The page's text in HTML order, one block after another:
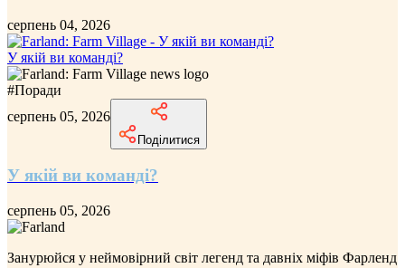
серпень 04, 2026
У якій ви команді?
#Поради
серпень 05, 2026
Поділитися
У якій ви команді?
серпень 05, 2026
Занурюйся у неймовірний світ легенд та давніх міфів Фарленд